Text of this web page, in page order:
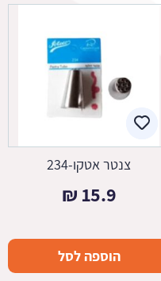
צנטר אטקו-234
15.9
₪
הוספה לסל